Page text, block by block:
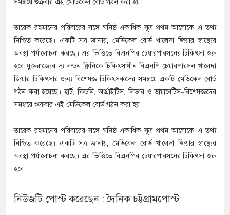
সমন্বয়ে শুক্রবার এই মেডিকেল বোর্ড গঠন করা হয়।
তারেক রহমানের পরিবারের সঙ্গে ঘনিষ্ঠ একাধিক সূত্র প্রথম আলোকে এ তথ্য
নিশ্চিত করেছে। একটি সূত্র জানায়, মেডিকেল বোর্ড খালেদা জিয়ার স্বাস্থ্যের
অবস্থা পর্যালোচনা করছে। এর ভিত্তিতে বিএনপির চেয়ারপারসনের চিকিৎসা শুরু
হবে।যুক্তরাজ্যের দ্য লন্ডন ক্লিনিকে চিকিৎসাধীন বিএনপি চেয়ারপারসন খালেদা
জিয়ার চিকিৎসার জন্য বিশেষজ্ঞ চিকিৎসকদের সমন্বয়ে একটি মেডিকেল বোর্ড
গঠন করা হয়েছে। হার্ট, কিডনি, আর্থ্রাইটিস, লিভার ও ডায়াবেটিস–বিশেষজ্ঞদের
সমন্বয়ে শুক্রবার এই মেডিকেল বোর্ড গঠন করা হয়।
তারেক রহমানের পরিবারের সঙ্গে ঘনিষ্ঠ একাধিক সূত্র প্রথম আলোকে এ তথ্য
নিশ্চিত করেছে। একটি সূত্র জানায়, মেডিকেল বোর্ড খালেদা জিয়ার স্বাস্থ্যের
অবস্থা পর্যালোচনা করছে। এর ভিত্তিতে বিএনপির চেয়ারপারসনের চিকিৎসা শুরু
হবে।
নিউজটি পোস্ট করেছেন : দৈনিক চট্টগ্রামপোস্ট